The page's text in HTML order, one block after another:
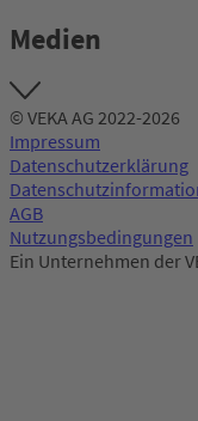
Medien
© VEKA AG 2022-2026
Impressum
Datenschutzerklärung
AGB
Nutzungsbedingungen
Ein Unternehmen der